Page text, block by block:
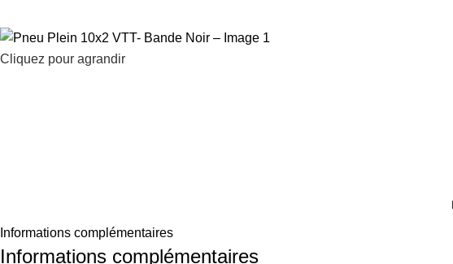
Cliquez pour agrandir
Informations complémentaires
Informations complémentaires